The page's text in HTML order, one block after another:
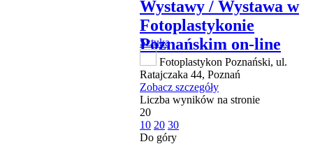
Wystawy / Wystawa w
Fotoplastykonie
Poznańskim on-line
Sztuka
Fotoplastykon Poznański, ul.
Ratajczaka 44, Poznań
Zobacz szczegóły
Liczba wyników na stronie
20
10 20 30
Do góry